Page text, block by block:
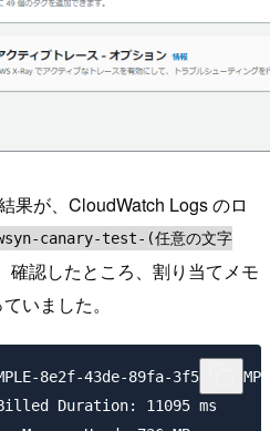
果が、CloudWatch Logs のロ
canary-test-(任意の文字
確認したところ、割り当てメモ
いました。
8e2f-43de-89fa-
Duration: 11095 ms